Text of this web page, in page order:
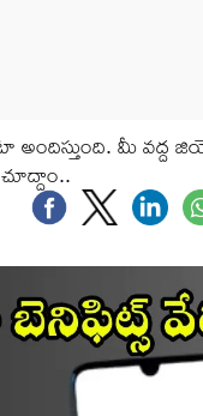
అందిస్తుంది. మీ